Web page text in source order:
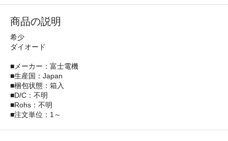
商品の説明
希少
ダイオード
■メーカー：富士電機
■生産国：Japan
■梱包状態：箱入
■D/C：不明
■Rohs：不明
■注文単位：1～